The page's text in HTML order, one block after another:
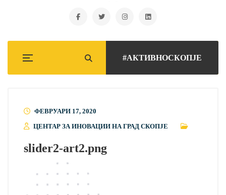
#АКТИВНОСКОПЈЕ
ФЕВРУАРИ 17, 2020
ЦЕНТАР ЗА ИНОВАЦИИ НА ГРАД СКОПЈЕ
slider2-art2.png